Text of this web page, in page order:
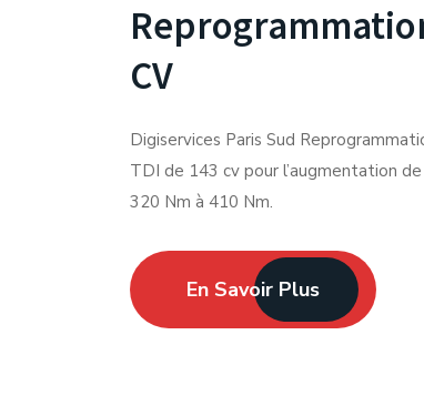
CV
Digiservices Paris Sud
TDI de 143 cv pour l’augmentation
320 Nm à 410 Nm.
En Savoir Plus